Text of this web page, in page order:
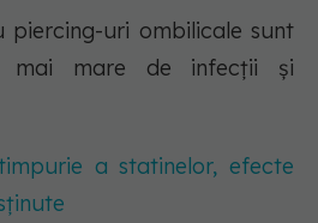
piercing-uri ombilicale sunt
mai mare de infecții și
a statinelor, efecte